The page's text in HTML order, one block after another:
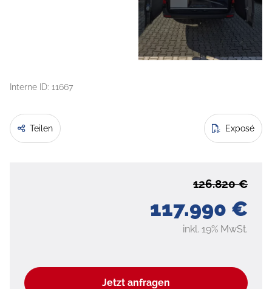
Interne ID: 11667
Teilen Exposé
117.990 €
126.820 €
inkl. 19% MwSt.
Jetzt anfragen